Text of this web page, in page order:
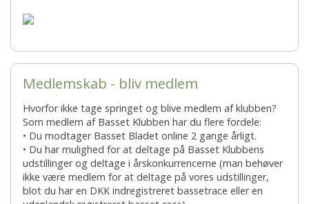
Medlemskab - bliv medlem
Hvorfor ikke tage springet og blive medlem af klubben?
Som medlem af Basset Klubben har du flere fordele:
• Du modtager Basset Bladet online 2 gange årligt.
• Du har mulighed for at deltage på Basset Klubbens
udstillinger og deltage i årskonkurrencerne (man behøver
ikke være medlem for at deltage på vores udstillinger,
blot du har en DKK indregistreret bassetrace eller en